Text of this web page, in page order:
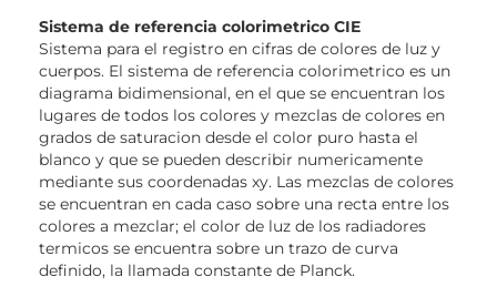
Sistema de referencia colorimetrico CIE
Sistema para el registro en cifras de colores de luz y
cuerpos. El sistema de referencia colorimetrico es un
diagrama bidimensional, en el que se encuentran los
lugares de todos los colores y mezclas de colores en
grados de saturacion desde el color puro hasta el
blanco y que se pueden describir numericamente
mediante sus coordenadas xy. Las mezclas de colores
se encuentran en cada caso sobre una recta entre los
colores a mezclar; el color de luz de los radiadores
termicos se encuentra sobre un trazo de curva
definido, la llamada constante de Planck.